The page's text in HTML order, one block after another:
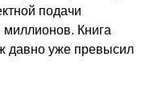
подачи
Книга
давно уже превысил